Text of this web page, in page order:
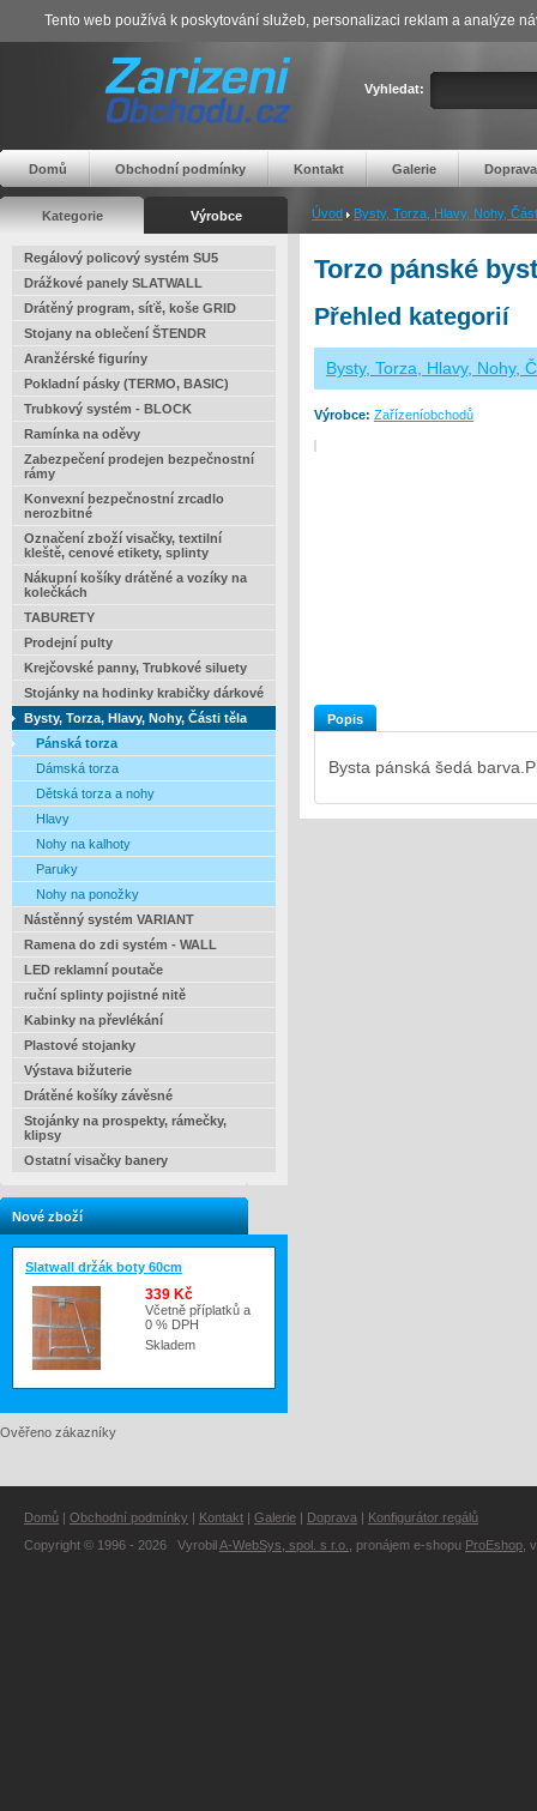
Vyhledat:
Domů Obchodní podmínky Kontakt Galerie Doprava
Kategorie Výrobce Úvod Bysty, Torza, Hlavy, Nohy,
Regálový policový systém SU5
Drážkové panely SLATWALL
Drátěný program, síťě, koše GRID
Stojany na oblečení ŠTENDR
Aranžérské figuríny
Pokladní pásky (TERMO, BASIC)
Trubkový systém - BLOCK
Ramínka na oděvy
Zabezpečení prodejen bezpečnostní
rámy
Konvexní bezpečnostní zrcadlo
nerozbitné
Označení zboží visačky, textilní
kleště, cenové etikety, splinty
Nákupní košíky drátěné a vozíky na
kolečkách
TABURETY
Prodejní pulty
Krejčovské panny, Trubkové siluety
Stojánky na hodinky krabičky dárkové
Bysty, Torza, Hlavy, Nohy, Části těla
Pánská torza
Dámská torza
Dětská torza a nohy
Hlavy
Nohy na kalhoty
Paruky
Nohy na ponožky
Nástěnný systém VARIANT
Ramena do zdi systém - WALL
LED reklamní poutače
ruční splinty pojistné nitě
Kabinky na převlékání
Plastové stojanky
Výstava bižuterie
Drátěné košíky závěsné
Stojánky na prospekty, rámečky,
klipsy
Ostatní visačky banery
Nové zboží
Slatwall držák boty 60cm
339 Kč
Včetně příplatků a
0 % DPH
Skladem
Ověřeno zákazníky
Torzo pánské
Přehled kategorií
Bysty, Torza, Hlavy, Nohy,
Výrobce: Zařízeníobchodů
Popis
Bysta pánská šedá
Domů | Obchodní podmínky | Kontakt | Galerie | Doprava | Konfigurátor regálů
Copyright © 1996 - 2026 VyrobilA-WebSys, spol. s r.o. , pronájem e-shopu ProEshop ,
Tento web používá k poskytování služeb, personalizaci reklam a analýze